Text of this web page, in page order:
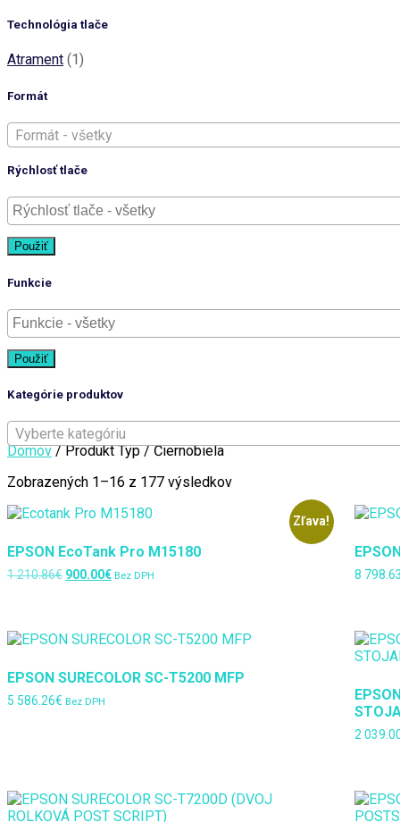
Technológia tlače
Atrament (1)
Formát
Formát - všetky
Rýchlosť tlače
Použiť
Funkcie
Použiť
Kategórie produktov
Vyberte kategóriu
Domov/ Produkt Typ / Čiernobiela
Zobrazených 1–16 z 177 výsledkovZoradené
najnovšíchZľava!
EPSON EcoTank Pro M15180
1 210.86€ Pôvodná
210.86€.
900.00€Aktuálna
Bez DPH 8
EPSON SURECOLOR SC-T5200 MFP
5 586.26€ Bez DPH
2